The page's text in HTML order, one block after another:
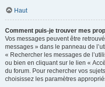
Haut
Comment puis-je trouver mes
Vos messages peuvent être
messages » dans le panneau de
« Rechercher les messages de
ou bien en cliquant sur le lien «
du forum. Pour rechercher vos
choisissez les paramètres